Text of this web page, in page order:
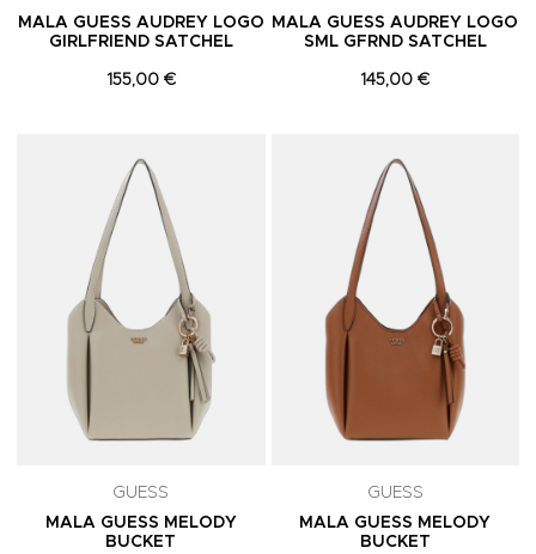
MALA GUESS AUDREY LOGO
GIRLFRIEND SATCHEL
155,00 €
MALA GUESS AUDREY LOGO
SML GFRND SATCHEL
145,00 €
GUESS
MALA GUESS MELODY
BUCKET
GUESS
MALA GUESS MELODY
BUCKET